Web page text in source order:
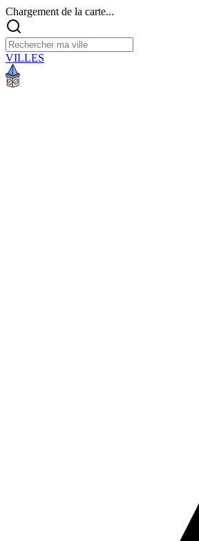
Chargement de la carte...
VILLES